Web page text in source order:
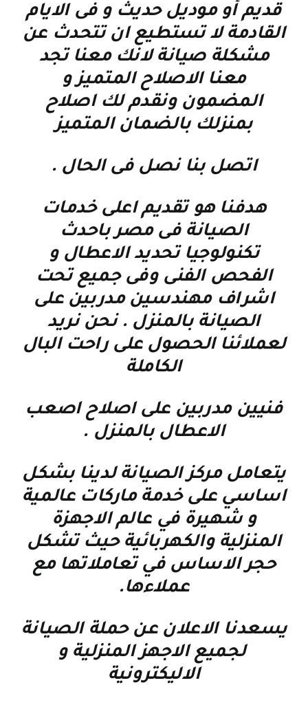
قديم أو موديل حديث و فى الايام
القادمة لا تستطيع ان تتحدث عن
مشكلة صيانة لانك معنا تجد
معنا الاصلاح المتميز و
المضمون ونقدم لك اصلاح
بمنزلك بالضمان المتميز
اتصل بنا نصل فى الحال .
هدفنا هو تقديم اعلى خدمات
الصيانة فى مصر باحدث
تكنولوجيا تحديد الاعطال و
الفحص الفنى وفى جميع تحت
اشراف مهندسين مدربين على
الصيانة بالمنزل . نحن نريد
لعملائنا الحصول على راحت البال
الكاملة
فنيين مدربين على اصلاح اصعب
الاعطال بالمنزل .
يتعامل مركز الصيانة لدينا بشكل
اساسي على خدمة ماركات عالمية
و شهيرة في عالم الاجهزة
المنزلية والكهربائية حيث تشكل
حجر الاساس في تعاملاتها مع
عملاءها.
يسعدنا الاعلان عن حملة الصيانة
لجميع الاجهز المنزلية و
الاليكترونية